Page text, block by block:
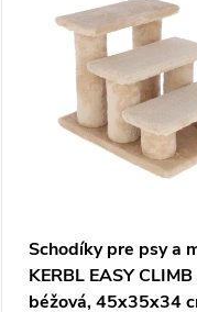
Schodíky pre psy a
KERBL EASY
béžová, 45x35x34